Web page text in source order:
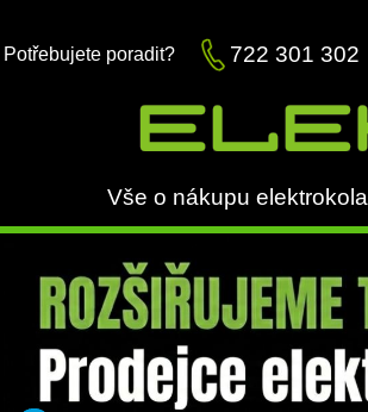
Potřebujete poradit? 722 301 302
Vše o nákupu elektrokola